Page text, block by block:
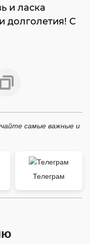
и ласка
долголетия! С
самые важные и
Телеграм